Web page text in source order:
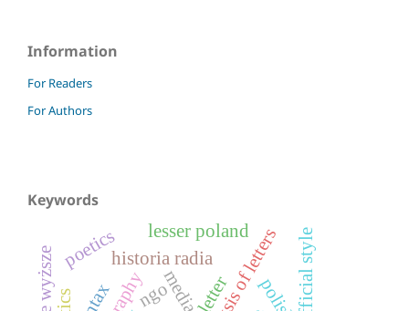
Information
For Readers
For Authors
Keywords
historia radia
media official style
lesser poland
poetics
ngo